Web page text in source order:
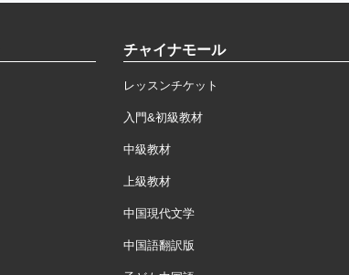
チャイナモール
レッスンチケット
入門&初級教材
中級教材
上級教材
中国現代文学
中国語翻訳版